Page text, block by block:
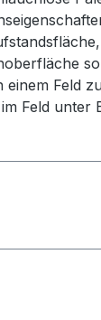
Feld
Feld